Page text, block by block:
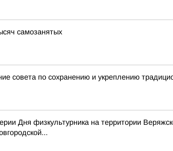
самозанятых
совета по сохранению и укреплению
Дня физкультурника на территории